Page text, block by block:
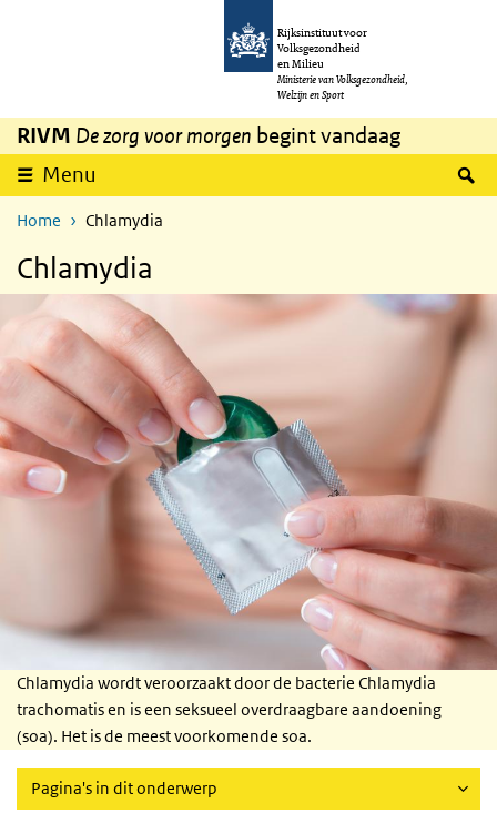
Overslaan en naar de inhoud gaan
Rijksinstituut voor
Volksgezondheid
en Milieu
Ministerie van Volksgezondheid,
Welzijn en Sport
RIVM De zorg voor morgen begint vandaag
Menu
Home Chlamydia
Chlamydia
Chlamydia wordt veroorzaakt door de bacterie Chlamydia
trachomatis en is een seksueel overdraagbare aandoening
(soa). Het is de meest voorkomende soa.
Pagina's in dit onderwerp